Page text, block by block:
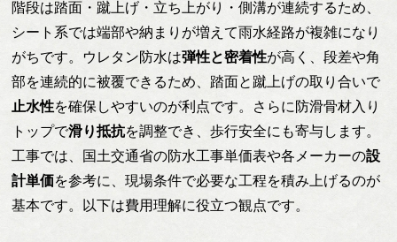
階段は踏面・蹴上げ・立ち上がり・側溝が連続するため、
シート系では端部や納まりが増えて雨水経路が複雑になり
がちです。ウレタン防水は弾性と密着性が高く、段差や角
部を連続的に被覆できるため、踏面と蹴上げの取り合いで
止水性を確保しやすいのが利点です。さらに防滑骨材入り
トップで滑り抵抗を調整でき、歩行安全にも寄与します。
工事では、国土交通省の防水工事単価表や各メーカーの設
計単価を参考に、現場条件で必要な工程を積み上げるのが
基本です。以下は費用理解に役立つ観点です。